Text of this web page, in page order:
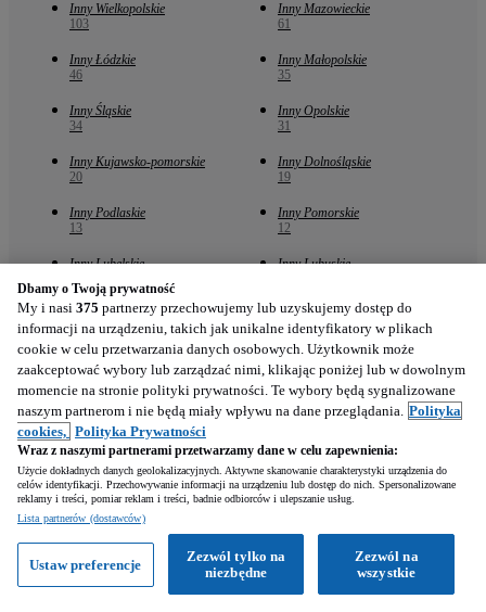
Inny Wielkopolskie
103
Inny Mazowieckie
61
Inny Łódzkie
46
Inny Małopolskie
35
Inny Śląskie
34
Inny Opolskie
31
Inny Kujawsko-pomorskie
20
Inny Dolnośląskie
19
Inny Podlaskie
13
Inny Pomorskie
12
Inny Lubelskie
Inny Lubuskie
Inny Warmińsko-mazurskie
9
Inny Świętokrzyskie
8
Inny Podkarpackie
Inny Zachodniopomorskie
Inny Niedersachsen
2
Inny Region Balsthal
Znajdź nas
Dbamy o Twoją prywatność
My i nasi 375 partnerzy przechowujemy lub uzyskujemy dostęp do
informacji na urządzeniu, takich jak unikalne identyfikatory w plikach
cookie w celu przetwarzania danych osobowych. Użytkownik może
zaakceptować wybory lub zarządzać nimi, klikając poniżej lub w dowolnym
momencie na stronie polityki prywatności. Te wybory będą sygnalizowane
naszym partnerom i nie będą miały wpływu na dane przeglądania. Polityka
cookies, Polityka Prywatności
Wraz z naszymi partnerami przetwarzamy dane w celu zapewnienia:
Użycie dokładnych danych geolokalizacyjnych. Aktywne skanowanie charakterystyki urządzenia do
celów identyfikacji. Przechowywanie informacji na urządzeniu lub dostęp do nich. Spersonalizowane
reklamy i treści, pomiar reklam i treści, badnie odbiorców i ulepszanie usług.
Lista partnerów (dostawców)
Zezwól na
wszystkie
Zezwól tylko na
niezbędne
Ustaw preferencje